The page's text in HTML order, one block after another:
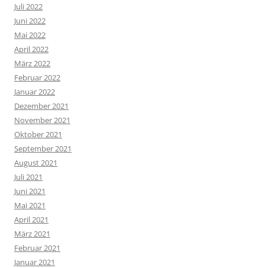
Juli 2022
Juni 2022
Mai 2022
April 2022
März 2022
Februar 2022
Januar 2022
Dezember 2021
November 2021
Oktober 2021
September 2021
August 2021
Juli 2021
Juni 2021
Mai 2021
April 2021
März 2021
Februar 2021
Januar 2021